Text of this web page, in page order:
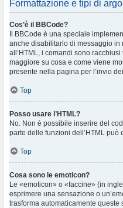
Formattazione e tipi di
Cos’è il BBCode?
Il BBCode è una speciale
anche disabilitarlo di messaggio in
all’HTML, i comandi sono
maggiore su cosa e come viene
presente nella pagina per l’invio
Top
Posso usare l’HTML?
No. Non è possibile inserire del
parte delle funzioni dell’HTML può
Top
Cosa sono le emoticon?
Le «emoticon» o «faccine» (in
esprimere una sensazione o
trasforma automaticamente